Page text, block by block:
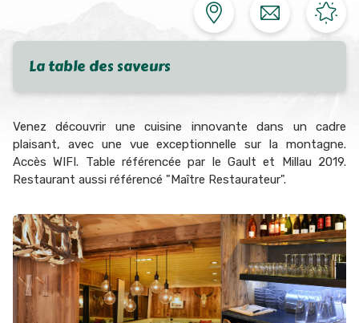
La table des saveurs
Venez découvrir une cuisine innovante dans un cadre
plaisant, avec une vue exceptionnelle sur la montagne.
Accès WIFI. Table référencée par le Gault et Millau 2019.
Restaurant aussi référencé "Maître Restaurateur".